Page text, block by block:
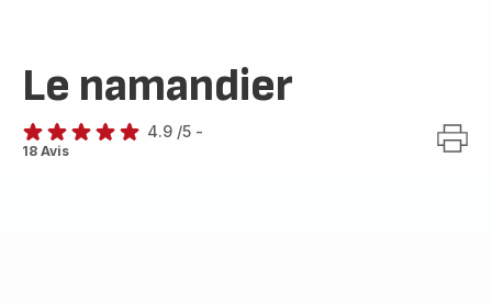
Le namandier
ratings.4.9
4.9 /5 -
18 Avis